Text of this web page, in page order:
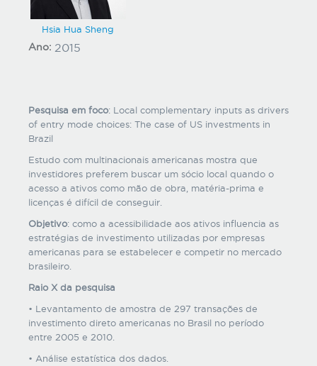
Hsia Hua Sheng
Ano: 2015
Pesquisa em foco: Local complementary inputs as drivers
of entry mode choices: The case of US investments in
Brazil
Estudo com multinacionais americanas mostra que
investidores preferem buscar um sócio local quando o
acesso a ativos como mão de obra, matéria-prima e
licenças é difícil de conseguir.
Objetivo: como a acessibilidade aos ativos influencia as
estratégias de investimento utilizadas por empresas
americanas para se estabelecer e competir no mercado
brasileiro.
Raio X da pesquisa
• Levantamento de amostra de 297 transações de
investimento direto americanas no Brasil no período
entre 2005 e 2010.
• Análise estatística dos dados.